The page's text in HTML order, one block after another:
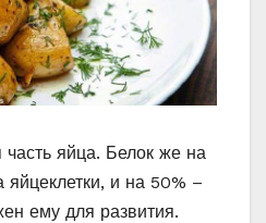
яйца. Белок же на
яйцеклетки, и на 50% –
ему для развития.